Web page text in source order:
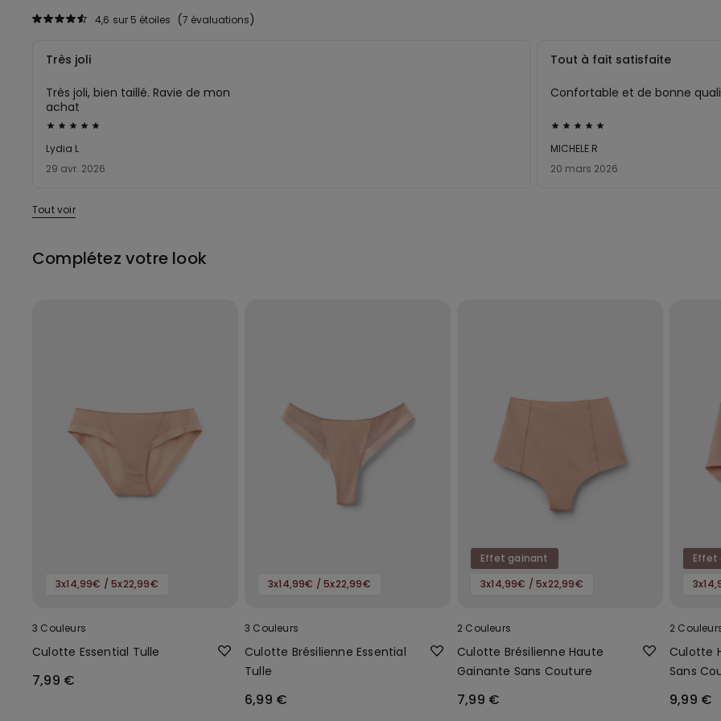
7 évaluations
4,6 sur 5 étoiles
Évalué
5sur 5
Très joli
Très joli, bien taillé. Ravie de mon
achat
29 avr. 2026
Lydia L
Évalué
5sur 5
Tout à fait satisfaite
Confortable et de bonne
20 mars 2026
MICHELE R
Tout voir
Complétez votre look
3x14,99€ / 5x22,99€
3 Couleurs
Culotte Essential Tulle
7,99 €
3x14,99€ / 5x22,99€
3 Couleurs
Culotte Brésilienne Essential
Tulle
6,99 €
Effet gainant
3x14,99€ / 5x22,99€
2 Couleurs
Culotte Brésilienne Haute
Gainante Sans Couture
7,99 €
Effet
2
Culotte
Sans
9,99 €